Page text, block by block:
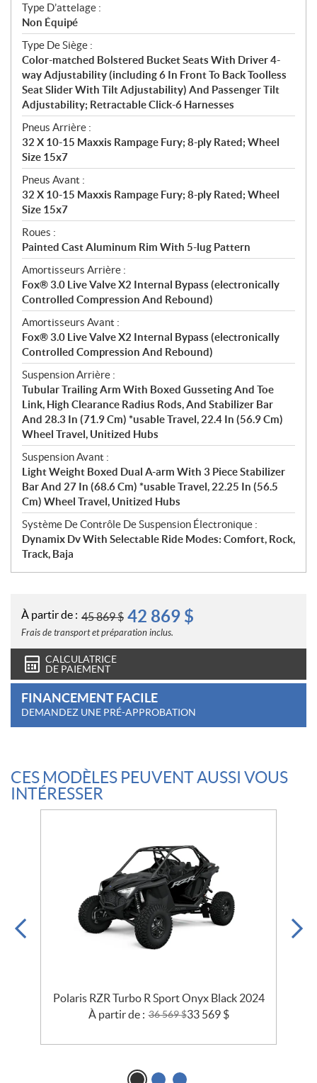
Type D’attelage :
Non Équipé
Type De Siège :
Color-matched Bolstered Bucket Seats With Driver 4-
way Adjustability (including 6 In Front To Back Toolless
Seat Slider With Tilt Adjustability) And Passenger Tilt
Adjustability; Retractable Click-6 Harnesses
Pneus Arrière :
32 X 10-15 Maxxis Rampage Fury; 8-ply Rated; Wheel
Size 15x7
Pneus Avant :
32 X 10-15 Maxxis Rampage Fury; 8-ply Rated; Wheel
Size 15x7
Roues :
Painted Cast Aluminum Rim With 5-lug Pattern
Amortisseurs Arrière :
Fox® 3.0 Live Valve X2 Internal Bypass (electronically
Controlled Compression And Rebound)
Amortisseurs Avant :
Fox® 3.0 Live Valve X2 Internal Bypass (electronically
Controlled Compression And Rebound)
Suspension Arrière :
Tubular Trailing Arm With Boxed Gusseting And Toe
Link, High Clearance Radius Rods, And Stabilizer Bar
And 28.3 In (71.9 Cm) *usable Travel, 22.4 In (56.9 Cm)
Wheel Travel, Unitized Hubs
Suspension Avant :
Light Weight Boxed Dual A-arm With 3 Piece Stabilizer
Bar And 27 In (68.6 Cm) *usable Travel, 22.25 In (56.5
Cm) Wheel Travel, Unitized Hubs
Système De Contrôle De Suspension Électronique :
Dynamix Dv With Selectable Ride Modes: Comfort, Rock,
Track, Baja
À partir de : 45 869$ 42 869 $
Frais de transport et préparation inclus.
CALCULATRICE
DE PAIEMENT
FINANCEMENT FACILE
DEMANDEZ UNE PRÉ-APPROBATION
CES MODÈLES PEUVENT AUSSI VOUS
INTÉRESSER
Polaris RZR Turbo R Sport Onyx Black 2024
À partir de : 36 569$33 569 $